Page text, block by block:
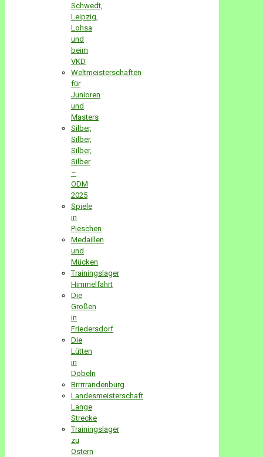
Schwedt,
Leipzig,
Lohsa
und
beim
VKD
Weltmeisterschaften
für
Junioren
und
Masters
Silber,
Silber,
Silber,
Silber
–
ODM
2025
Spiele
in
Pieschen
Medaillen
und
Mücken
Trainingslager
Himmelfahrt
Die
Großen
in
Friedersdorf
Die
Lütten
in
Döbeln
Brrrrrandenburg
Landesmeisterschaft
Lange
Strecke
Trainingslager
zu
Ostern